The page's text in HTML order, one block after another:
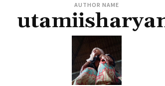
AUTHOR NAME